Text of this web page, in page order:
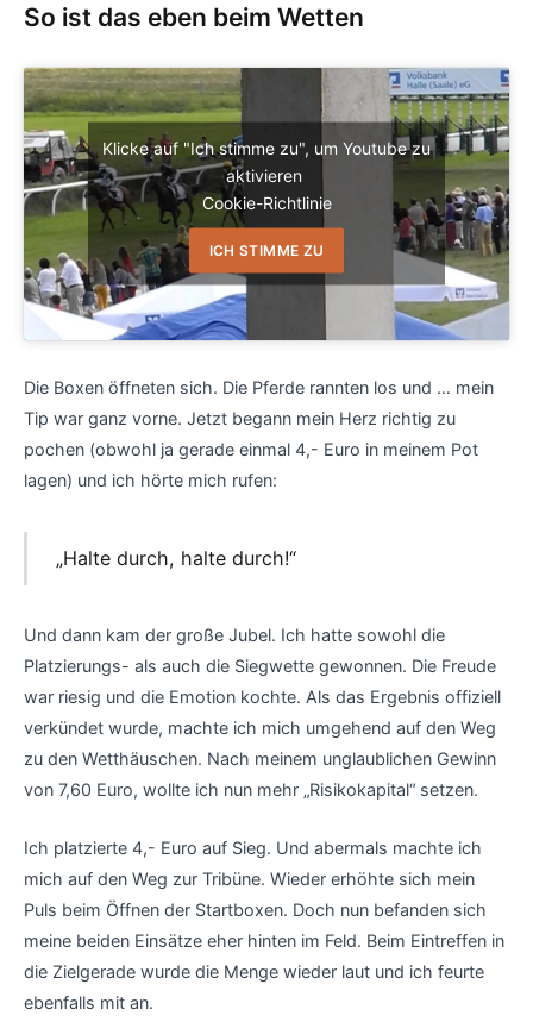
So ist das eben beim Wetten
Klicke auf "Ich stimme zu", um Youtube zu
aktivieren
Cookie-Richtlinie
ICH STIMME ZU
Die Boxen öffneten sich. Die Pferde rannten los und … mein
Tip war ganz vorne. Jetzt begann mein Herz richtig zu
pochen (obwohl ja gerade einmal 4,- Euro in meinem Pot
lagen) und ich hörte mich rufen:
„Halte durch, halte durch!“
Und dann kam der große Jubel. Ich hatte sowohl die
Platzierungs- als auch die Siegwette gewonnen. Die Freude
war riesig und die Emotion kochte. Als das Ergebnis offiziell
verkündet wurde, machte ich mich umgehend auf den Weg
zu den Wetthäuschen. Nach meinem unglaublichen Gewinn
von 7,60 Euro, wollte ich nun mehr „Risikokapital“ setzen.
Ich platzierte 4,- Euro auf Sieg. Und abermals machte ich
mich auf den Weg zur Tribüne. Wieder erhöhte sich mein
Puls beim Öffnen der Startboxen. Doch nun befanden sich
meine beiden Einsätze eher hinten im Feld. Beim Eintreffen in
die Zielgerade wurde die Menge wieder laut und ich feurte
ebenfalls mit an.